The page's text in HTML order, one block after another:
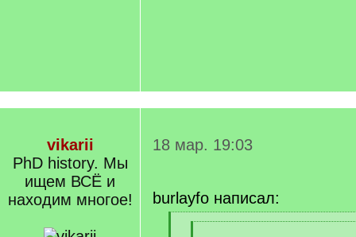
vikarii
PhD history. Мы
ищем ВСЁ и
находим многое!
18 мар. 19:03
burlayfo написал: